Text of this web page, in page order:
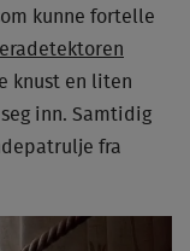
kunne fortelle
knust en liten
inn. Samtidig
fra